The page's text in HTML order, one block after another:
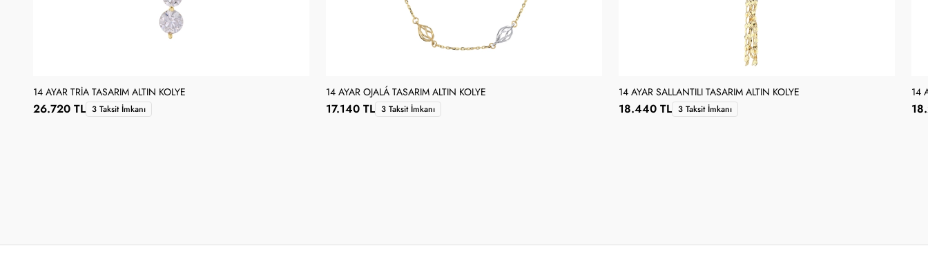
14 AYAR TRIA TASARIM ALTIN KOLYE
26.720 TL 3 Taksit İmkanı
14 AYAR OJALÁ TASARIM ALTIN KOLYE
17.140 TL 3 Taksit İmkanı
14 AYAR SALLANTILI TASARIM ALTIN KOLYE
18.440 TL 3 Taksit İmkanı
14